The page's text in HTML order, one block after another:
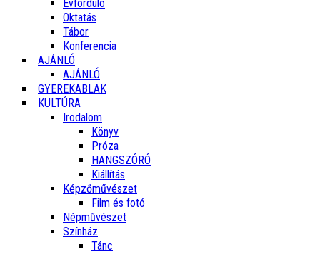
Évforduló
Oktatás
Tábor
Konferencia
AJÁNLÓ
AJÁNLÓ
GYEREKABLAK
KULTÚRA
Irodalom
Könyv
Próza
HANGSZÓRÓ
Kiállítás
Képzőművészet
Film és fotó
Népművészet
Színház
Tánc